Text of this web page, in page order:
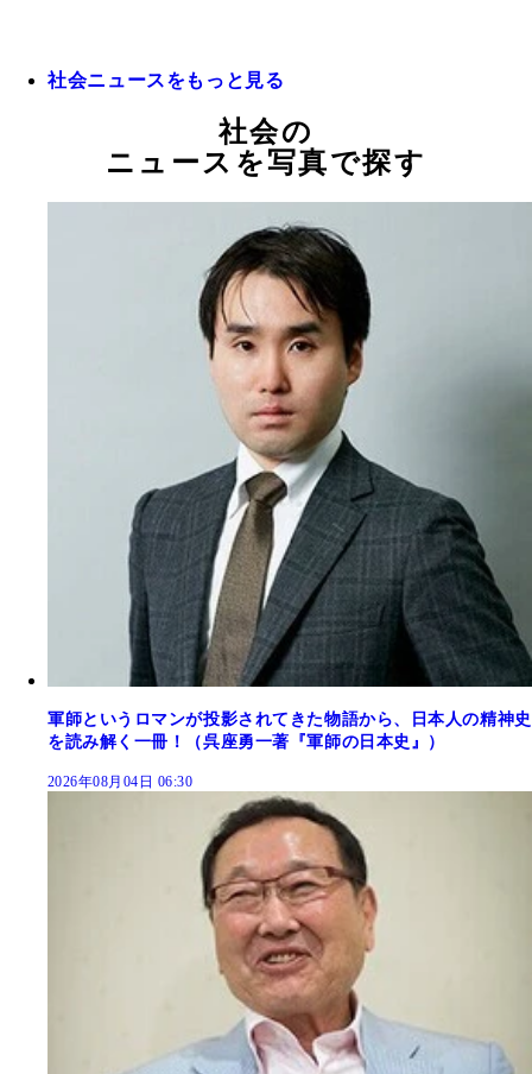
社会ニュースをもっと見る
社会の
ニュースを写真で探す
軍師というロマンが投影されてきた物語から、日本人の精神史
を読み解く一冊！（呉座勇一著『軍師の日本史』）
2026年08月04日 06:30